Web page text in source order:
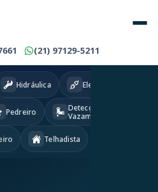
(21) 97129-5211
Hidráulica Eletricista
Pedreiro
Detecção
Vazamentos
Telhadista